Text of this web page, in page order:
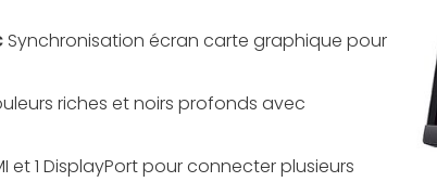
Synchronisation écran carte graphique pour
riches et noirs profonds avec
et 1 DisplayPort pour connecter plusieurs